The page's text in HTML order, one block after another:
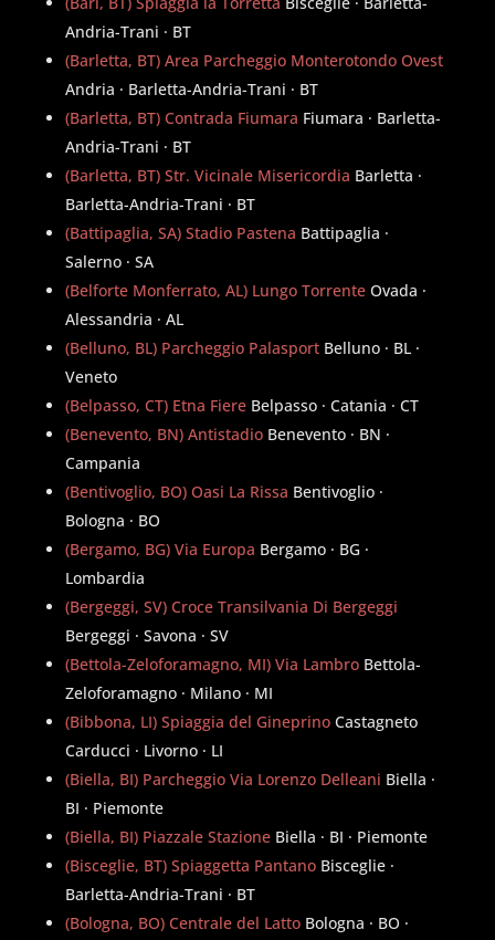
Andria-Trani · BT
(Barletta, BT) Area Parcheggio Monterotondo Ovest
Andria · Barletta-Andria-Trani · BT
(Barletta, BT) Contrada Fiumara Fiumara · Barletta-
Andria-Trani · BT
(Barletta, BT) Str. Vicinale Misericordia Barletta ·
Barletta-Andria-Trani · BT
(Battipaglia, SA) Stadio Pastena Battipaglia ·
Salerno · SA
(Belforte Monferrato, AL) Lungo Torrente Ovada ·
Alessandria · AL
(Belluno, BL) Parcheggio Palasport Belluno · BL ·
Veneto
(Belpasso, CT) Etna Fiere Belpasso · Catania · CT
(Benevento, BN) Antistadio Benevento · BN ·
Campania
(Bentivoglio, BO) Oasi La Rissa Bentivoglio ·
Bologna · BO
(Bergamo, BG) Via Europa Bergamo · BG ·
Lombardia
(Bergeggi, SV) Croce Transilvania Di Bergeggi
Bergeggi · Savona · SV
(Bettola-Zeloforamagno, MI) Via Lambro Bettola-
Zeloforamagno · Milano · MI
(Bibbona, LI) Spiaggia del Gineprino Castagneto
Carducci · Livorno · LI
(Biella, BI) Parcheggio Via Lorenzo Delleani Biella ·
BI · Piemonte
(Biella, BI) Piazzale Stazione Biella · BI · Piemonte
(Bisceglie, BT) Spiaggetta Pantano Bisceglie ·
Barletta-Andria-Trani · BT
(Bologna, BO) Centrale del Latto Bologna · BO ·